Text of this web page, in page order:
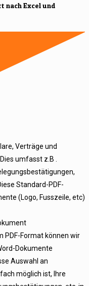
nach Excel und
Verträge und
umfasst z.B .
Standard-PDF-
(Logo, Fusszeile, etc)
PDF-Format können wir
Dokumente
Auswahl an
möglich ist, Ihre